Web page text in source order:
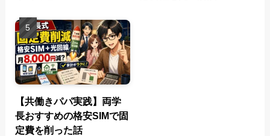
【共働きパパ実践】両学
長おすすめの格安SIMで固
定費を削った話